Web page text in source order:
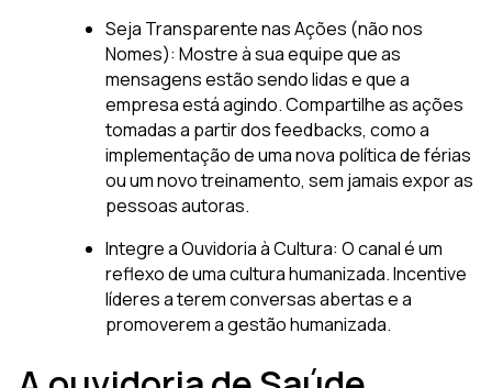
Seja Transparente nas Ações (não nos
Nomes): Mostre à sua equipe que as
mensagens estão sendo lidas e que a
empresa está agindo. Compartilhe as ações
tomadas a partir dos feedbacks, como a
implementação de uma nova política de férias
ou um novo treinamento, sem jamais expor as
pessoas autoras.
Integre a Ouvidoria à Cultura: O canal é um
reflexo de uma cultura humanizada. Incentive
líderes a terem conversas abertas e a
promoverem a gestão humanizada.